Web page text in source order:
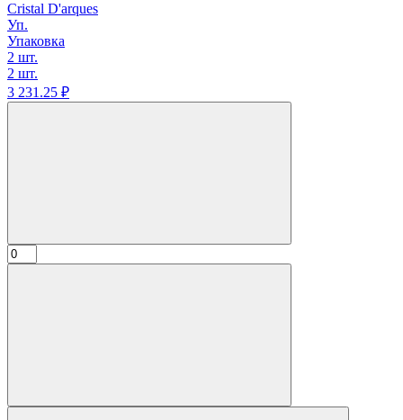
Cristal D'arques
Уп.
Упаковка
2 шт.
2 шт.
3 231.25 ₽